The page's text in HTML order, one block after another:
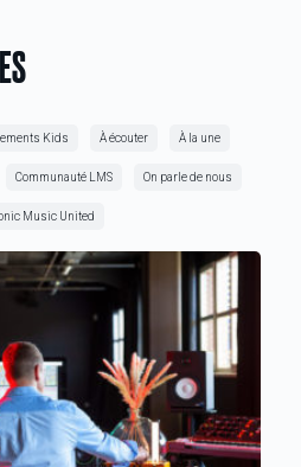
Kids À écouter À la une
Communauté LMS On parle de nous
Music United